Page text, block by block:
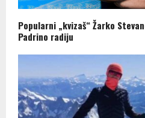
Popularni „kvizaš“ Žarko
Padrino radiju